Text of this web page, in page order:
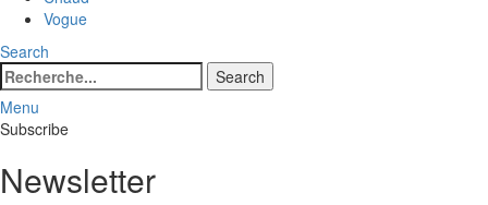
Vogue
Search
Search
for:
Search
Menu
Subscribe
Newsletter